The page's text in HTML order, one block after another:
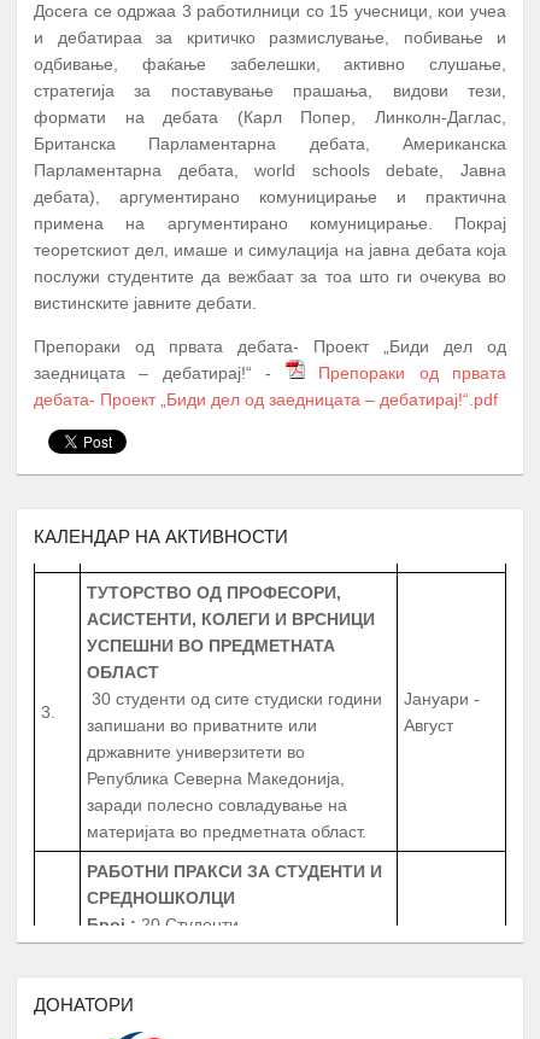
Досега се одржаа 3 работилници со 15 учесници, кои учеа
и дебатираа за критичко размислување, побивање и
одбивање, фаќање забелешки, активно слушање,
стратегија за поставување прашања, видови тези,
формати на дебата (Карл Попер, Линколн-Даглас,
Британска Парламентарна дебата, Американска
Парламентарна дебата, world schools debate, Јавна
дебата), аргументирано комуницирање и практична
примена на аргументирано комуницирање. Покрај
теоретскиот дел, имаше и симулација на јавна дебата која
послужи студентите да вежбаат за тоа што ги очекува во
вистинските јавните дебати.
Препораки од првата дебата- Проект „Биди дел од
заедницата – дебатирај!“ -
Препораки од првата
дебата- Проект „Биди дел од заедницата – дебатирај!“.pdf
КАЛЕНДАР НА АКТИВНОСТИ
ПЕРИОД
ПРОМОЦИЈА И ПОТПИШУВАЊЕ НА
ДОГОВОРИ СО КОРИСНИЦИТЕ НА
СТИПЕНДИЈА – СТУДЕНТИ И
2.
МЕНТОРСТВО ОД
УНИВЕРЗИТЕТСКИ ПРОФЕСОРИ
ДОКАЖАНИ ВО СВОЈАТА ОБЛАСТ
10 Ментори,
годиназапишани во приватните или
државните универзитети во
Република Северна Македонија
ТУТОРСТВО ОД ПРОФЕСОРИ,
АСИСТЕНТИ, КОЛЕГИ И ВРСНИЦИ
УСПЕШНИ ВО ПРЕДМЕТНАТА
ОБЛАСТ
30 студенти од сите студиски години
запишани во приватните или
државните универзитети во
Република Северна Македонија,
заради полесно совладување на
материјата во предметната област.
Август
РАБОТНИ ПРАКСИЗА СТУДЕНТИ И
СРЕДНОШКОЛЦИ
Број:20 Студенти
20 Средношколци
извршување на работната пракса
Период
Јануари -
ДОНАТОРИ